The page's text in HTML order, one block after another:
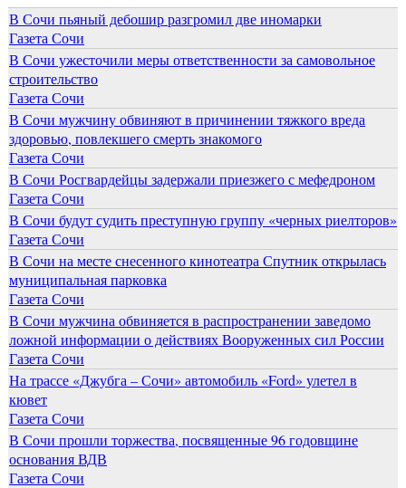
В Сочи пьяный дебошир разгромил две иномарки
Газета Сочи
В Сочи ужесточили меры ответственности за самовольное
строительство
Газета Сочи
В Сочи мужчину обвиняют в причинении тяжкого вреда
здоровью, повлекшего смерть знакомого
Газета Сочи
В Сочи Росгвардейцы задержали приезжего с мефедроном
Газета Сочи
В Сочи будут судить преступную группу «черных риелторов»
Газета Сочи
В Сочи на месте снесенного кинотеатра Спутник открылась
муниципальная парковка
Газета Сочи
В Сочи мужчина обвиняется в распространении заведомо
ложной информации о действиях Вооруженных сил России
Газета Сочи
На трассе «Джубга – Сочи» автомобиль «Ford» улетел в
кювет
Газета Сочи
В Сочи прошли торжества, посвященные 96 годовщине
основания ВДВ
Газета Сочи